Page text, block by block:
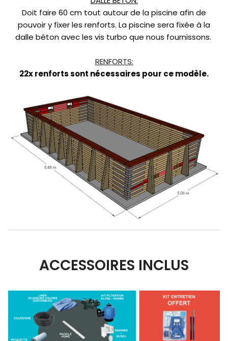
Doit faire 60 cm tout autour de la piscine afin de
pouvoir y fixer les renforts. La piscine sera fixée à la
dalle béton avec les vis turbo que nous fournissons.
RENFORTS:
22x renforts sont nécessaires pour ce modèle.
ACCESSOIRES INCLUS